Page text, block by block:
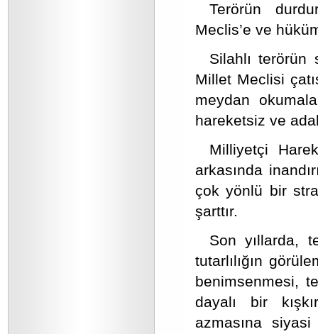
Terörün
Meclis’e ve
Silahlı terörün
Millet Meclisi
meydan
hareketsiz ve
Milliyetçi
arkasında
çok yönlü bir
şarttır.
Son yıllarda,
tutarlılığın
benimsenmesi,
dayalı bir
azmasına